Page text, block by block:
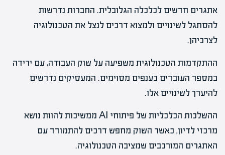
אתגרים חדשים לכלכלה הגלובלית. החברות נדרשות
להסתגל לשינויים ולמצוא דרכים לנצל את הטכנולוגיה
לצרכיהן.
ההתקדמות הטכנולוגית משפיעה על שוק העבודה, עם ירידה
במספר העובדים בענפים מסוימים. המעסיקים נדרשים
להיערך לשינויים אלו.
ההשלכות הכלכליות של פיתוחי AI ממשיכות להוות נושא
מרכזי לדיון, כאשר השוק מחפש דרכים להתמודד עם
האתגרים המורכבים שמציבה הטכנולוגיה.